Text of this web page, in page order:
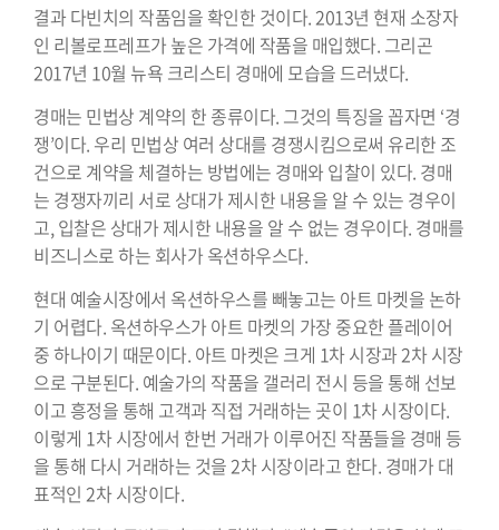
결과 다빈치의 작품임을 확인한 것이다. 2013년 현재 소장자
인 리볼로프레프가 높은 가격에 작품을 매입했다. 그리곤
2017년 10월 뉴욕 크리스티 경매에 모습을 드러냈다.
경매는 민법상 계약의 한 종류이다. 그것의 특징을 꼽자면 ‘경
쟁’이다. 우리 민법상 여러 상대를 경쟁시킴으로써 유리한 조
건으로 계약을 체결하는 방법에는 경매와 입찰이 있다. 경매
는 경쟁자끼리 서로 상대가 제시한 내용을 알 수 있는 경우이
고, 입찰은 상대가 제시한 내용을 알 수 없는 경우이다. 경매를
비즈니스로 하는 회사가 옥션하우스다.
현대 예술시장에서 옥션하우스를 빼놓고는 아트 마켓을 논하
기 어렵다. 옥션하우스가 아트 마켓의 가장 중요한 플레이어
중 하나이기 때문이다. 아트 마켓은 크게 1차 시장과 2차 시장
으로 구분된다. 예술가의 작품을 갤러리 전시 등을 통해 선보
이고 흥정을 통해 고객과 직접 거래하는 곳이 1차 시장이다.
이렇게 1차 시장에서 한번 거래가 이루어진 작품들을 경매 등
을 통해 다시 거래하는 것을 2차 시장이라고 한다. 경매가 대
표적인 2차 시장이다.